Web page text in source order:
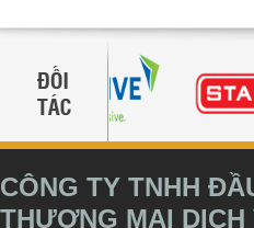
CÔNG TY TNHH
THƯƠNG MẠI DỊCH